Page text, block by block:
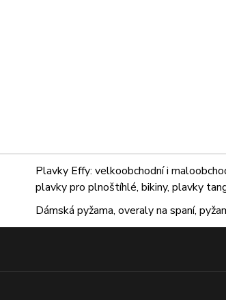
Plavky Effy: velkoobchodní i
plavky pro plnoštíhlé, bikiny, plavky
Dámská pyžama, overaly na spaní,